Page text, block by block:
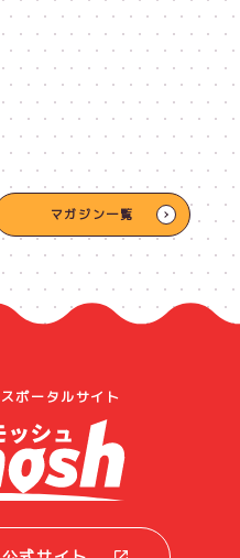
マガジン一覧
ポータルサイト